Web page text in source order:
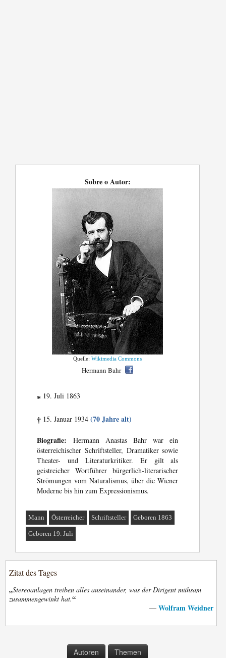
Sobre o Autor:
Quelle:Wikimedia Commons
Hermann Bahr
* 19. Juli 1863
† 15. Januar 1934(70 Jahre alt)
Biografie: Hermann Anastas Bahr war ein
österreichischer Schriftsteller, Dramatiker sowie
Theater- und Literaturkritiker. Er gilt als
geistreicher Wortführer bürgerlich-literarischer
Strömungen vom Naturalismus, über die Wiener
Moderne bis hin zum Expressionismus.
Mann Österreicher Schriftsteller Geboren 1863
Geboren 19. Juli
Zitat des Tages
„Stereoanlagen treiben alles auseinander, was der Dirigent mühsam
zusammengewinkt hat.“
— Wolfram Weidner
Autoren Themen